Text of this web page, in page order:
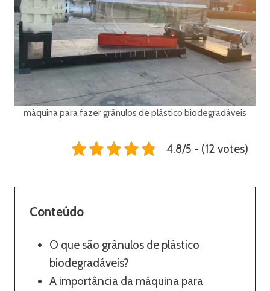
máquina para fazer grânulos de plástico biodegradáveis
4.8/5 - (12 votes)
Conteúdo
O que são grânulos de plástico
biodegradáveis?
A importância da máquina para